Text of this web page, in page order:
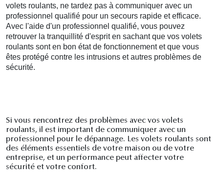
volets roulants, ne tardez pas à communiquer avec un
professionnel qualifié pour un secours rapide et efficace.
Avec l'aide d'un professionnel qualifié, vous pouvez
retrouver la tranquillité d'esprit en sachant que vos volets
roulants sont en bon état de fonctionnement et que vous
êtes protégé contre les intrusions et autres problèmes de
sécurité.
Si vous rencontrez des problèmes avec vos volets
roulants, il est important de communiquer avec un
professionnel pour le dépannage. Les volets roulants sont
des éléments essentiels de votre maison ou de votre
entreprise, et un performance peut affecter votre
sécurité et votre confort.